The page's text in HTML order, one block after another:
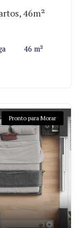
46m²
46 m²
Pronto para Morar